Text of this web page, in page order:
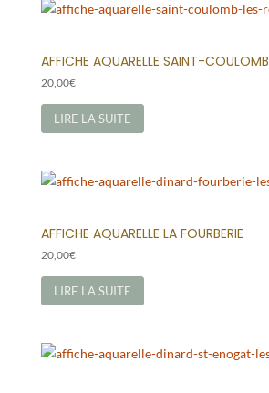
AFFICHE AQUARELLE SAINT-COULOMB
20,00€
LIRE LA SUITE
AFFICHE AQUARELLE LA FOURBERIE
20,00€
LIRE LA SUITE